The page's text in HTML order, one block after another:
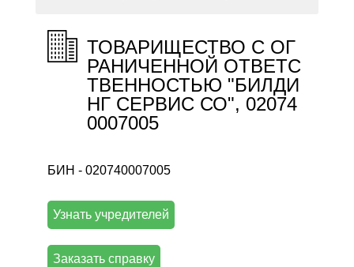
ТОВАРИЩЕСТВО С ОГ
РАНИЧЕННОЙ ОТВЕТС
ТВЕННОСТЬЮ "БИЛДИ
НГ СЕРВИС СО", 02074
0007005
БИН - 020740007005
Узнать учредителей
Заказать справку